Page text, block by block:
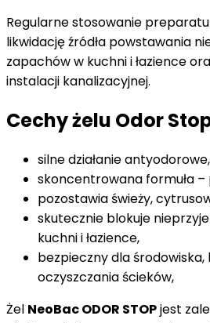
Regularne stosowanie
likwidację źródła powstawania
zapachów w kuchni i łazience
instalacji kanalizacyjnej.
Cechy żelu Odor
silne działanie antyodorowe,
skoncentrowana formuła –
pozostawia świeży,
skutecznie blokuje
kuchni i łazience,
bezpieczny dla
oczyszczania ścieków,
Żel NeoBac ODOR STOPjest